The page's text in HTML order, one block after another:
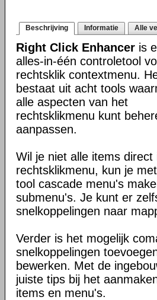
Beschrijving Informatie Alle
Right Click Enhancer is
alles-in-één controletool
rechtsklik contextmenu.
bestaat uit acht tools
alle aspecten van het
rechtsklikmenu kunt
aanpassen.
Wil je niet alle items direct
rechtsklikmenu, kun je
tool cascade menu's
submenu's. Je kunt er
snelkoppelingen naar
Verder is het mogelijk
snelkoppelingen
bewerken. Met de
juiste tips bij het
items en menu's.